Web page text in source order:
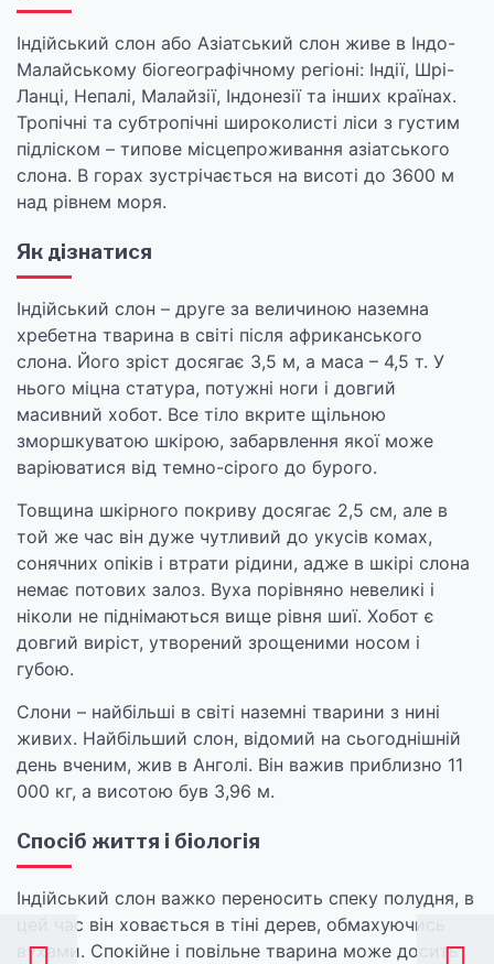
Індійський слон або Азіатський слон живе в Індо-
Малайському біогеографічному регіоні: Індії, Шрі-
Ланці, Непалі, Малайзії, Індонезії та інших країнах.
Тропічні та субтропічні широколисті ліси з густим
підліском – типове місцепроживання азіатського
слона. В горах зустрічається на висоті до 3600 м
над рівнем моря.
Як дізнатися
Індійський слон – друге за величиною наземна
хребетна тварина в світі після африканського
слона. Його зріст досягає 3,5 м, а маса – 4,5 т. У
нього міцна статура, потужні ноги і довгий
масивний хобот. Все тіло вкрите щільною
зморшкуватою шкірою, забарвлення якої може
варіюватися від темно-сірого до бурого.
Товщина шкірного покриву досягає 2,5 см, але в
той же час він дуже чутливий до укусів комах,
сонячних опіків і втрати рідини, адже в шкірі слона
немає потових залоз. Вуха порівняно невеликі і
ніколи не піднімаються вище рівня шиї. Хобот є
довгий виріст, утворений зрощеними носом і
губою.
Слони – найбільші в світі наземні тварини з нині
живих. Найбільший слон, відомий на сьогоднішній
день вченим, жив в Анголі. Він важив приблизно 11
000 кг, а висотою був 3,96 м.
Спосіб життя і біологія
Індійський слон важко переносить спеку полудня, в
цей час він ховається в тіні дерев, обмахуючись
вухами. Спокійне і повільне тварина може досить